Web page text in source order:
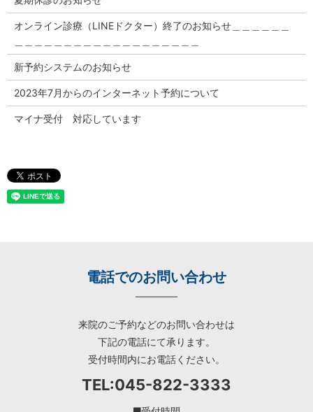
オンライン診療（LINEドクター）終了のお知らせ＿＿＿＿＿＿
新予約システムのお知らせ
2023年7月からのインターネット予約について
マイナ受付 対応しています
電話でのお問い合わせ
来院のご予約などのお問い合わせは
下記の電話にて承ります。
受付時間内にお電話ください。
TEL:045-822-3333